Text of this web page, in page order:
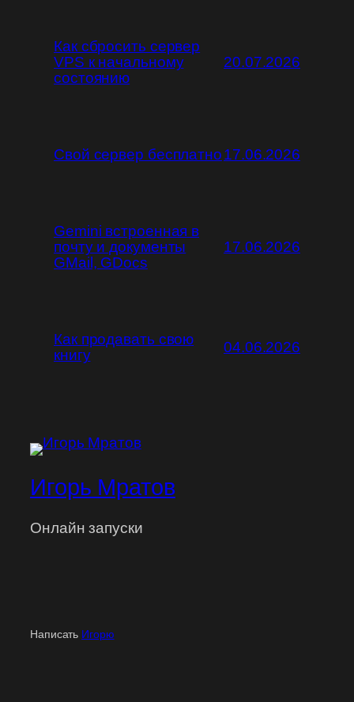
Как сбросить сервер
VPS к начальному
состоянию
20.07.2026
Свой сервер бесплатно17.06.2026
Gemini встроенная в
почту и документы
GMail, GDocs
17.06.2026
Как продавать свою
книгу
04.06.2026
Игорь Мратов
Онлайн запуски
Написать Игорю